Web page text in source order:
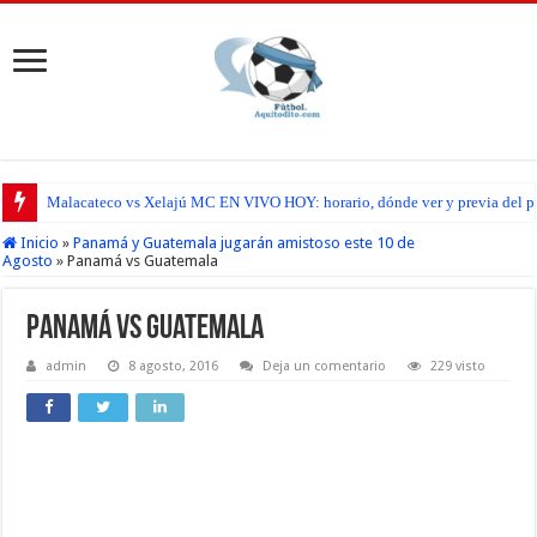
Malacateco vs Xelajú MC EN VIVO HOY: horario, dónde ver y previa del
Inicio » Panamá y Guatemala jugarán amistoso este 10 de
Agosto » Panamá vs Guatemala
Panamá vs Guatemala
admin 8 agosto, 2016 Deja un comentario 229 visto